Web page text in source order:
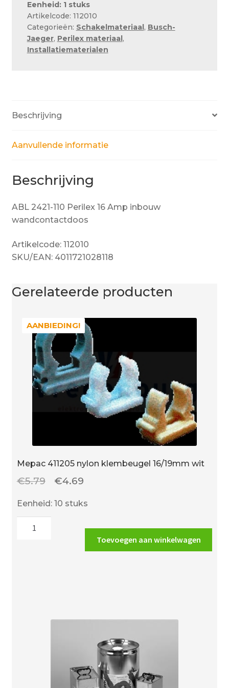
16
Amp
inbouw
wandcontactdoos
aantal
Eenheid: 1 stuks
Artikelcode: 112010
Categorieën: Schakelmateriaal, Busch-
Jaeger, Perilex materiaal,
Installatiematerialen
Beschrijving
Aanvullende informatie
Beschrijving
ABL 2421-110 Perilex 16 Amp inbouw
wandcontactdoos
Artikelcode: 112010
SKU/EAN: 4011721028118
Gerelateerde producten
AANBIEDING!
Mepac 411205 nylon klembeugel 16/19mm wit
AANBIEDING!
€5.79
Oorspronkelijke
€4.69Huidige
€4.69.
Eenheid: 10 stuks
Toevoegen aan winkelwagen